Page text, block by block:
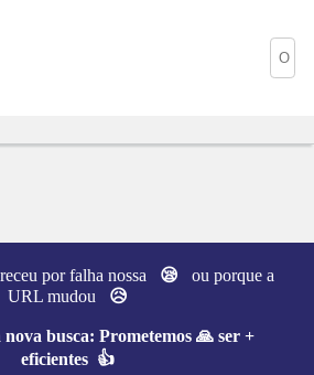
por falha nossa 😪
ou porque a
URL mudou 😥
busca: Prometemos 🙏 ser +
eficientes 👍